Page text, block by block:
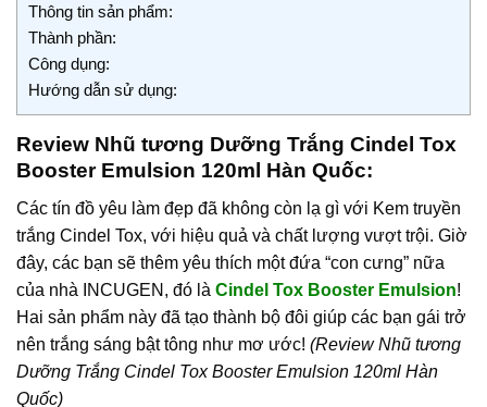
Thông tin sản phẩm:
Thành phần:
Công dụng:
Hướng dẫn sử dụng:
Review Nhũ tương Dưỡng Trắng Cindel Tox
Booster Emulsion 120ml Hàn Quốc:
Các tín đồ yêu làm đẹp đã không còn lạ gì với Kem truyền
trắng Cindel Tox, với hiệu quả và chất lượng vượt trội. Giờ
đây, các bạn sẽ thêm yêu thích một đứa “con cưng” nữa
của nhà INCUGEN, đó là Cindel Tox Booster Emulsion!
Hai sản phẩm này đã tạo thành bộ đôi giúp các bạn gái trở
nên trắng sáng bật tông như mơ ước! (Review Nhũ tương
Dưỡng Trắng Cindel Tox Booster Emulsion 120ml Hàn
Quốc)